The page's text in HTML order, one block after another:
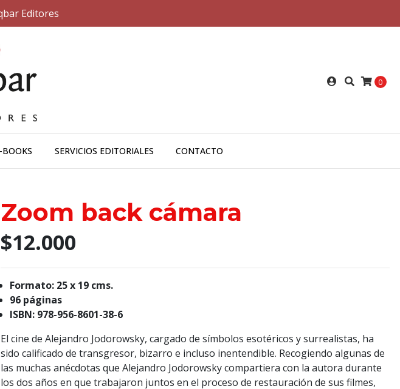
Editores
0
BOOKS SERVICIOS EDITORIALES CONTACTO
Zoom back cámara
$12.000
Formato: 25 x 19 cms.
96 páginas
ISBN: 978-956-8601-38-6
El cine de Alejandro Jodorowsky, cargado de símbolos esotéricos y surrealistas, ha
sido calificado de transgresor, bizarro e incluso inentendible. Recogiendo algunas de
las muchas anécdotas que Alejandro Jodorowsky compartiera con la autora durante
los dos años en que trabajaron juntos en el proceso de restauración de sus filmes,